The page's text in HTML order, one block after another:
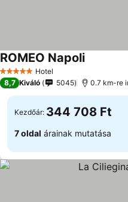
5 KategóriaHotel
ROMEO Napoli
8,7 Kiváló 5045 0.7 km-re
Kezdőár: 344 708 Ft
7 oldal árainak mutatása